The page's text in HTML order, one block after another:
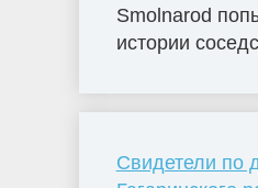
Smolnarod
истории
Свидетели по